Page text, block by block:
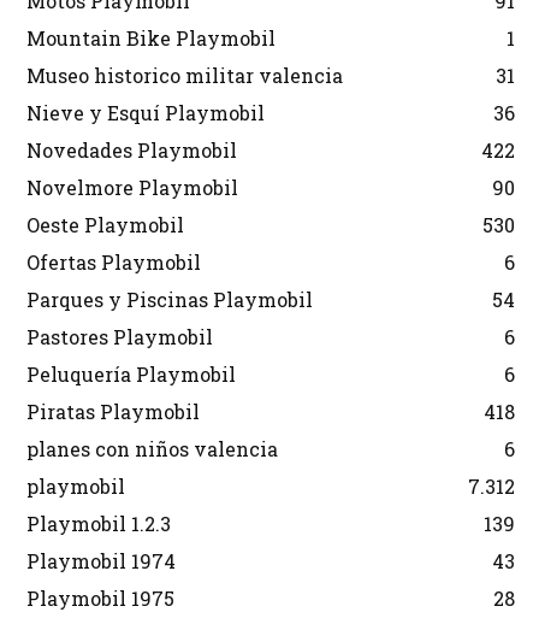
Mountain Bike Playmobil
1
Museo historico militar valencia
31
Nieve y Esquí Playmobil
36
Novedades Playmobil
422
Novelmore Playmobil
90
Oeste Playmobil
530
Ofertas Playmobil
6
Parques y Piscinas Playmobil
54
Pastores Playmobil
6
Peluquería Playmobil
6
Piratas Playmobil
418
planes con niños valencia
6
playmobil
7.312
Playmobil 1.2.3
139
Playmobil 1974
43
Playmobil 1975
28